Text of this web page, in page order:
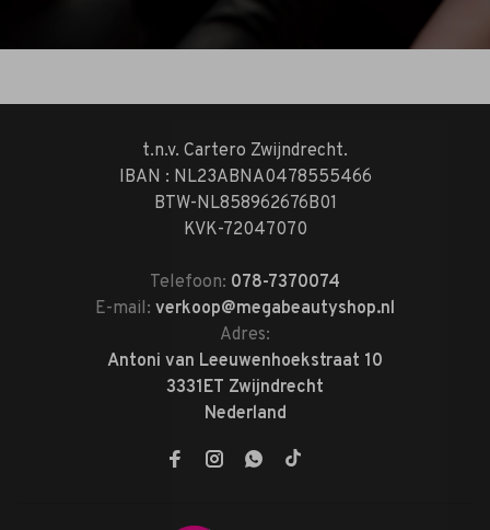
t.n.v. Cartero Zwijndrecht.
IBAN : NL23ABNA0478555466
BTW-NL858962676B01
KVK-72047070
Telefoon: 078-7370074
E-mail: verkoop@megabeautyshop.nl
Adres:
Antoni van Leeuwenhoekstraat 10
3331ET Zwijndrecht
Nederland